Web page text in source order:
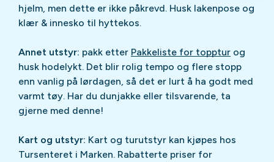
hjelm, men dette er ikke påkrevd. Husk lakenpose og
klær & innesko til hyttekos.
Annet utstyr: pakk etter Pakkeliste for topptur og
husk hodelykt. Det blir rolig tempo og flere stopp
enn vanlig på lørdagen, så det er lurt å ha godt med
varmt tøy. Har du dunjakke eller tilsvarende, ta
gjerne med denne!
Kart og utstyr: Kart og turutstyr kan kjøpes hos
Tursenteret i Marken. Rabatterte priser for